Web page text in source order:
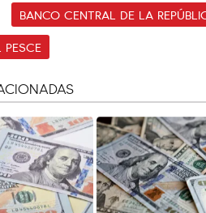
BANCO CENTRAL DE LA